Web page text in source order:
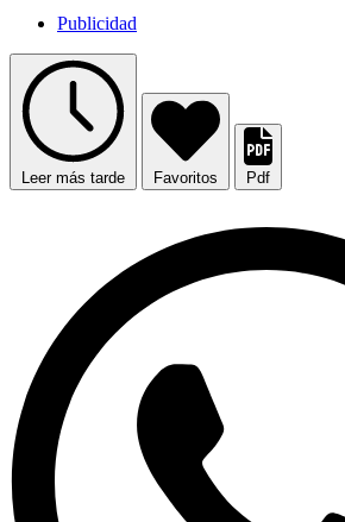
Publicidad
Leer más tarde Favoritos Pdf